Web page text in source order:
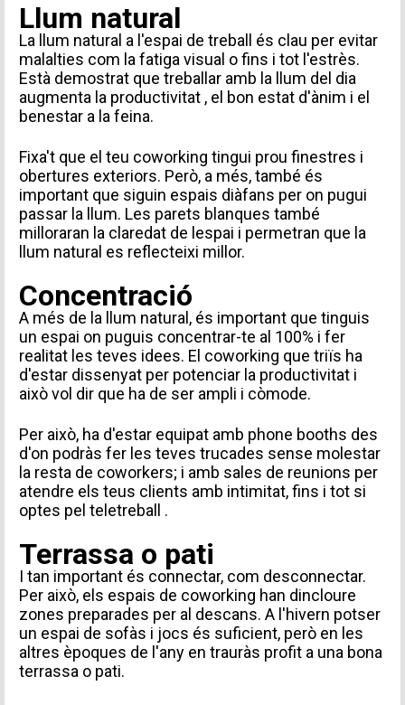
Llum natural
La llum natural a l'espai de treball és clau per evitar
malalties com la fatiga visual o fins i tot l'estrès.
Està demostrat que treballar amb la llum del dia
augmenta la productivitat , el bon estat d'ànim i el
benestar a la feina.
Fixa't que el teu coworking tingui prou finestres i
obertures exteriors. Però, a més, també és
important que siguin espais diàfans per on pugui
passar la llum. Les parets blanques també
milloraran la claredat de lespai i permetran que la
llum natural es reflecteixi millor.
Concentració
A més de la llum natural, és important que tinguis
un espai on puguis concentrar-te al 100% i fer
realitat les teves idees. El coworking que triïs ha
d'estar dissenyat per potenciar la productivitat i
això vol dir que ha de ser ampli i còmode.
Per això, ha d'estar equipat amb phone booths des
d'on podràs fer les teves trucades sense molestar
la resta de coworkers; i amb sales de reunions per
atendre els teus clients amb intimitat, fins i tot si
optes pel teletreball .
Terrassa o pati
I tan important és connectar, com desconnectar.
Per això, els espais de coworking han dincloure
zones preparades per al descans. A l'hivern potser
un espai de sofàs i jocs és suficient, però en les
altres èpoques de l'any en trauràs profit a una bona
terrassa o pati.
INFORMACIÓ PERSONAL